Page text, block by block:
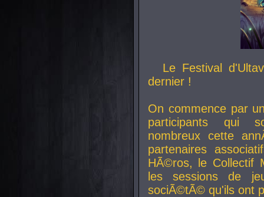
Le Festival
dernier !
On commence par
participants qui
nombreux cette
partenaires
HÃ©ros, le Collectif
les sessions de
sociÃ©tÃ© qu'ils ont